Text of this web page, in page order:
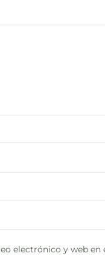
electrónico y web en